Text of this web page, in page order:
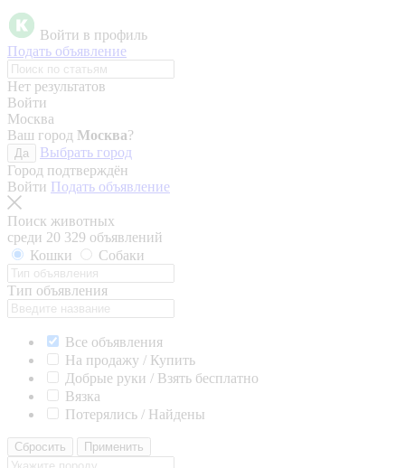
Войти в профиль
Подать объявление
Нет результатов
Войти
Москва
Ваш город Москва?
Да
Выбрать город
Город подтверждён
Войти Подать объявление
Поиск животных
среди 20 329 объявлений
Кошки
Собаки
Тип объявления
Все объявления
На продажу / Купить
Добрые руки / Взять бесплатно
Вязка
Потерялись / Найдены
Сбросить Применить